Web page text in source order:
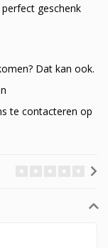
geschenk
Dat kan ook.
te contacteren op